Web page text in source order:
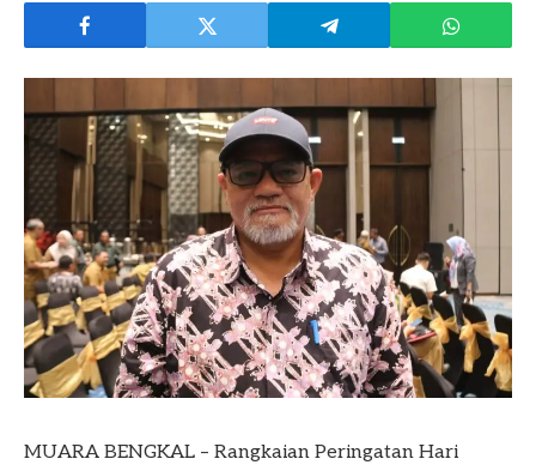
MUARA BENGKAL – Rangkaian Peringatan Hari